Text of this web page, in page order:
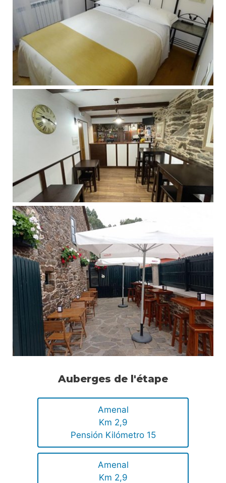
Auberges de l'étape
Amenal
Km 2,9
Pensión Kilómetro 15
Amenal
Km 2,9